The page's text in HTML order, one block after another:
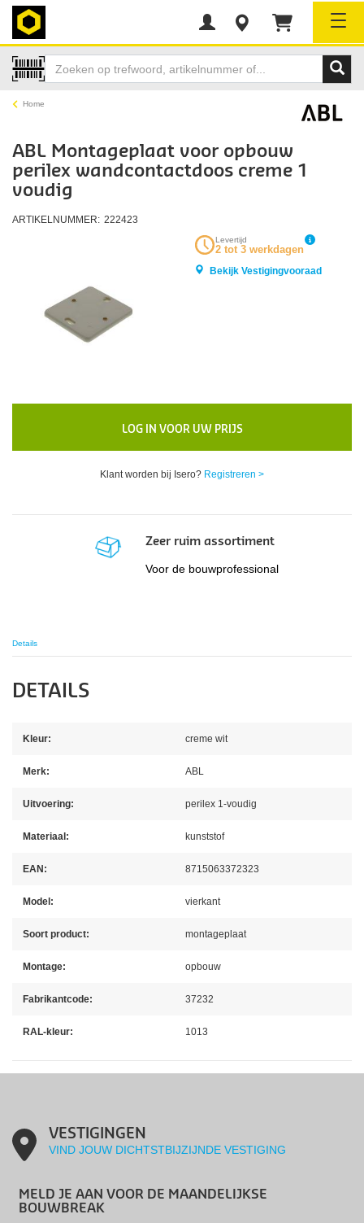
Home
ABL Montageplaat voor opbouw
perilex wandcontactdoos creme 1
voudig
ARTIKELNUMMER: 222423
Levertijd
2 tot 3 werkdagen
Bekijk Vestigingvooraad
LOG IN VOOR UW PRIJS
Klant worden bij Isero? Registreren >
Zeer ruim assortiment
Voor de bouwprofessional
Details
DETAILS
Kleur: creme wit
Merk: ABL
Uitvoering: perilex 1-voudig
Materiaal: kunststof
EAN: 8715063372323
Model: vierkant
Soort product: montageplaat
Montage: opbouw
Fabrikantcode: 37232
RAL-kleur: 1013
VESTIGINGEN
VIND JOUW DICHTSTBIJZIJNDE VESTIGING
MELD JE AAN VOOR DE MAANDELIJKSE
BOUWBREAK